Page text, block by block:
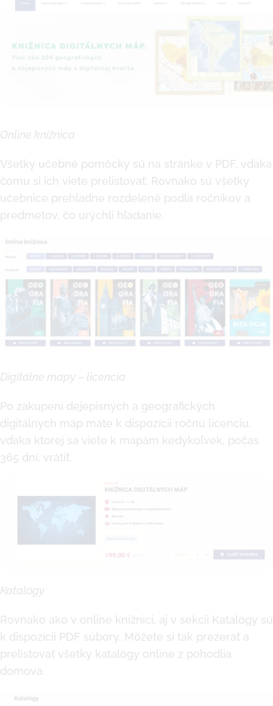
Online knižnica
Všetky učebné pomôcky sú na stránke v PDF, vďaka
čomu si ich viete prelistovať. Rovnako sú všetky
učebnice prehľadne rozdelené podľa ročníkov a
predmetov, čo urýchli hľadanie.
Digitálne mapy – licencia
Po zakúpení dejepisných a geografických
digitálnych máp máte k dispozícii ročnú licenciu,
vďaka ktorej sa viete k mapám kedykoľvek, počas
365 dní, vrátiť.
Katalógy
Rovnako ako v online knižnici, aj v sekcii Katalógy sú
k dispozícii PDF súbory. Môžete si tak prezerať a
prelistovať všetky katalógy online z pohodlia
domova.